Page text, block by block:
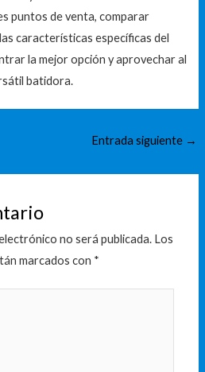
puntos de venta, comparar
características específicas del
la mejor opción y aprovechar al
batidora.
Entrada siguiente →
no será publicada. Los
marcados con *